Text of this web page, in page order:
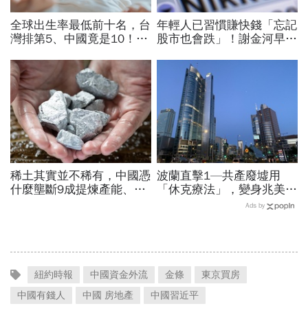
全球出生率最低前十名，台
灣排第5、中國竟是10！亞
經濟壓力成天然避孕藥？
年輕人已習慣賺快錢「忘記
股市也會跌」！謝金河早一
出事：根本把投資人丟火坑
稀土其實並不稀有，中國憑
什麼壟斷9成提煉產能、掐
波蘭直擊1—共產廢墟用
「休克療法」，變身兆美元
經濟體！「野牛瀕死」如何
Ads by
紐約時報 中國資金外流 金條
東京買房
中國有錢人
中國 房地產 中國習近平